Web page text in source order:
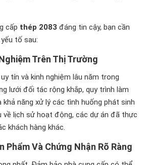
cấp thép 2083 đáng tin cậy, bạn cần
tố sau:
Trên Thị Trường
tín và kinh nghiệm lâu năm trong
lưới đối tác rộng khắp, quy trình làm
khả năng xử lý các tình huống phát sinh
về lịch sử hoạt động, các dự án đã thực
khách hàng khác.
Phẩm Và Chứng Nhận Rõ Ràng